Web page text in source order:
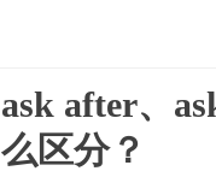
ask after、
么区分？